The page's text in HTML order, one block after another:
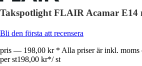
Takspotlight FLAIR Acamar E14
Bli den första att recensera
pris — 198,00 kr * Alla priser är inkl. moms
per st198,00 kr*/ st